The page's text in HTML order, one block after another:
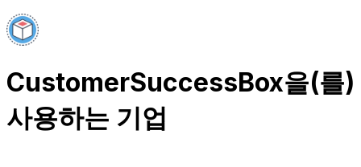
CustomerSuccessBox을(를)
사용하는 기업